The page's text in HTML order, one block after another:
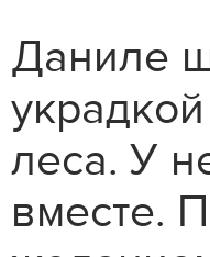
Даниле
леса. У
вместе.